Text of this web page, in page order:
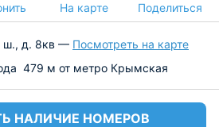
На карте Поделиться
ш., д. 8кв — Посмотреть на карте
479 м от метро Крымская
НАЛИЧИЕ НОМЕРОВ